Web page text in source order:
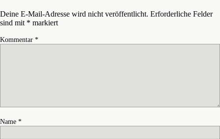
Deine E-Mail-Adresse wird nicht veröffentlicht. Erforderliche Felder
sind mit * markiert
Kommentar *
Name *